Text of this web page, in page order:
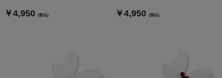
￥4,950 (税込) ￥4,950 (税込)